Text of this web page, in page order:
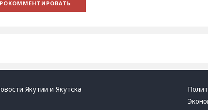
Якутии и Якутска